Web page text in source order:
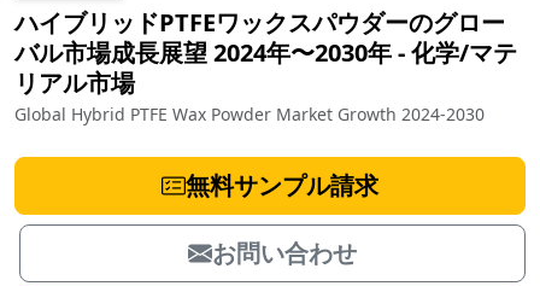
ハイブリッドPTFEワックスパウダーのグロー
バル市場成長展望 2024年〜2030年‐化学/マテ
リアル市場
Global Hybrid PTFE Wax Powder Market Growth 2024-2030
無料サンプル請求
お問い合わせ